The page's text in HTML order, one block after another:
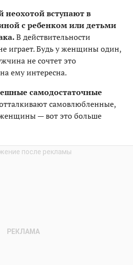
вступают в
с ребенком или детьми
В действительности
играет. Будь у женщины один,
не сочтет это
ему интересна.
самодостаточные
самовлюбленные,
— вот это больше